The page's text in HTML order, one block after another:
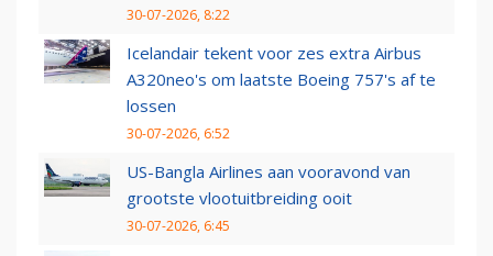
30-07-2026, 8:22
Icelandair tekent voor zes extra Airbus
A320neo's om laatste Boeing 757's af te
lossen
30-07-2026, 6:52
US-Bangla Airlines aan vooravond van
grootste vlootuitbreiding ooit
30-07-2026, 6:45